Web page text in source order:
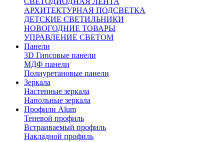
АРХИТЕКТУРНАЯ ПОДСВЕТКА
ДЕТСКИЕ СВЕТИЛЬНИКИ
НОВОГОДНИЕ ТОВАРЫ
УПРАВЛЕНИЕ СВЕТОМ
Панели
3D Гипсовые панели
МДФ панели
Полиуретановые панели
Зеркала
Настенные зеркала
Напольные зеркала
Профили Alum
Теневой профиль
Встраиваемый профиль
Накладной профиль